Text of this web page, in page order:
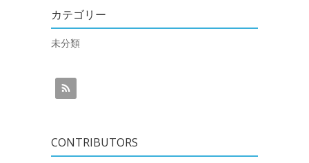
カテゴリー
未分類
CONTRIBUTORS